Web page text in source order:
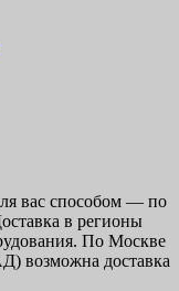
вас способом — по
в регионы
По Москве
возможна доставка